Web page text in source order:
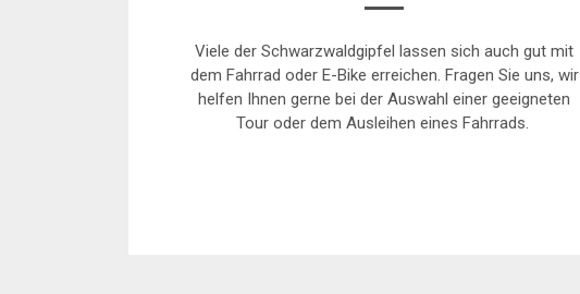
Viele der Schwarzwaldgipfel lassen sich auch gut mit
dem Fahrrad oder E-Bike erreichen. Fragen Sie uns, wir
helfen Ihnen gerne bei der Auswahl einer geeigneten
Tour oder dem Ausleihen eines Fahrrads.